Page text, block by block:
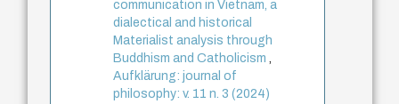
communication in Vietnam, a
dialectical and historical
Materialist analysis through
Buddhism and Catholicism
Aufklärung: journal of
philosophy: v. 11 n. 3 (2024)